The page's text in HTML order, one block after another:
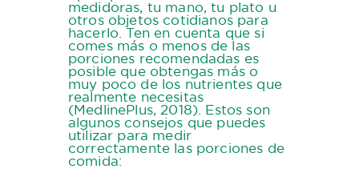
medidoras, tu mano, tu plato u
otros objetos cotidianos para
hacerlo. Ten en cuenta que si
comes más o menos de las
porciones recomendadas es
posible que obtengas más o
muy poco de los nutrientes que
realmente necesitas
(MedlinePlus, 2018). Estos son
algunos consejos que puedes
utilizar para medir
correctamente las porciones de
comida: